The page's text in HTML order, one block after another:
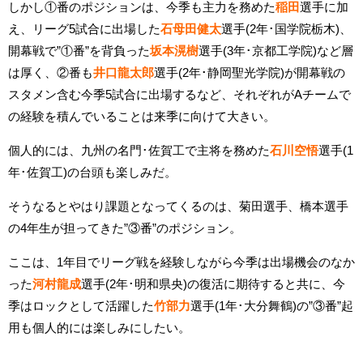
しかし①番のポジションは、今季も主力を務めた稲田 選手に加
え、リーグ5試合に出場した石母田健太選手(2年･国学院栃木)、
開幕戦で”①番”を背負った坂本滉樹選手(3年･京都工学院)など層
は厚く、②番も井口龍太郎選手(2年･静岡聖光学院)が開幕戦の
スタメン含む今季5試合に出場するなど、それぞれがAチームで
の経験を積んでいることは来季に向けて大きい。
個人的には、 九州の名門･佐賀工で主将を務めた石川空悟選手(1
年･佐賀工)の台頭も楽しみだ。
そうなるとやはり課題となってくるのは、菊田選手、橋本選手
の4年生が担ってきた”③番”のポジション。
ここは、1年目でリーグ戦を経験しながら今季は出場機会のなか
った河村龍成選手(2年･明和県央)の復活に期待すると共に、今
季はロックとして活躍した竹部力選手(1年･大分舞鶴)の”③番”起
用も個人的には楽しみにしたい。